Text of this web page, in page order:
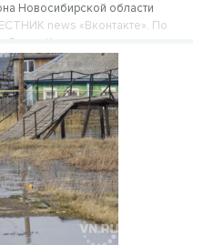
Новосибирской области
news «Вконтакте». По
Олега Конюка, вода в
одного приусадебного
дорогами, но в целом